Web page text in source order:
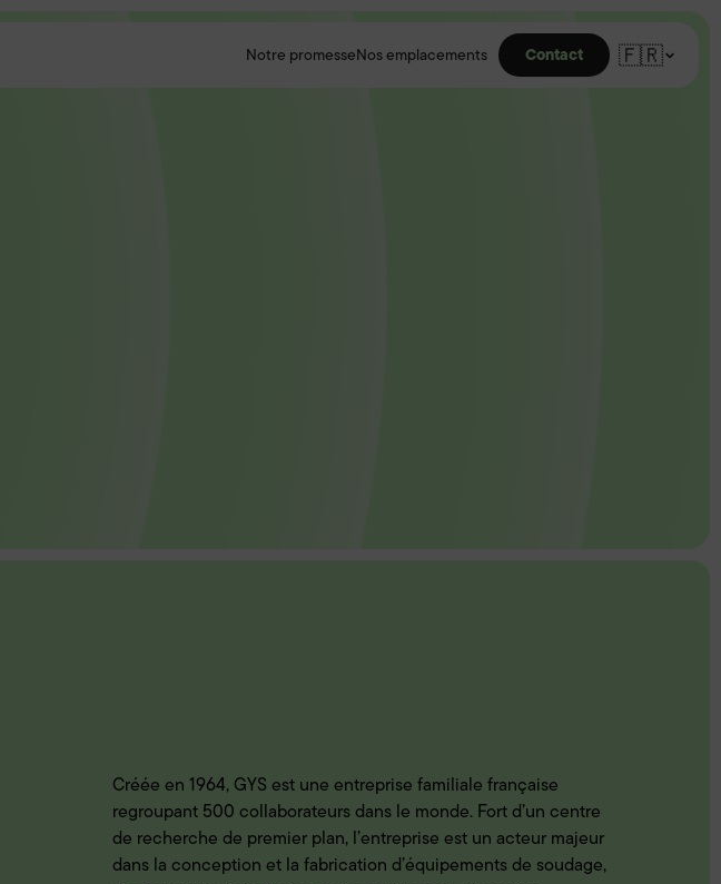
Notre promesseNos emplacements Contact 🇫🇷
Créée en 1964, GYS est une entreprise familiale française
regroupant 500 collaborateurs dans le monde. Fort d’un centre
de recherche de premier plan, l’entreprise est un acteur majeur
dans la conception et la fabrication d’équipements de soudage,